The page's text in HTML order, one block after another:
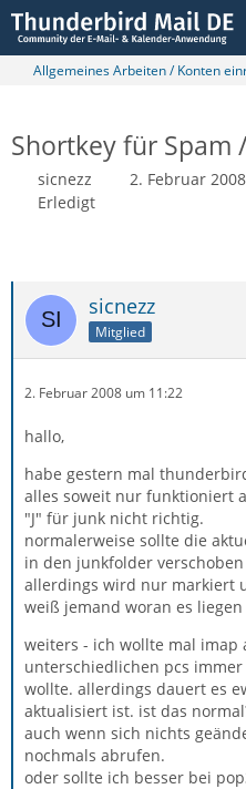
Allgemeines Arbeiten / Konten
Shortkey für Spam
sicnezz 2. Februar
Erledigt
sicnezz
Mitglied
2. Februar 2008 um 11:22
hallo,
habe gestern mal
alles soweit nur funktioniert
"J" für junk nicht richtig.
normalerweise sollte die
in den junkfolder
allerdings wird nur markiert
weiß jemand woran es liegen
weiters - ich wollte mal imap
unterschiedlichen pcs
wollte. allerdings dauert es
aktualisiert ist. ist das
auch wenn sich nichts
nochmals abrufen.
oder sollte ich besser bei